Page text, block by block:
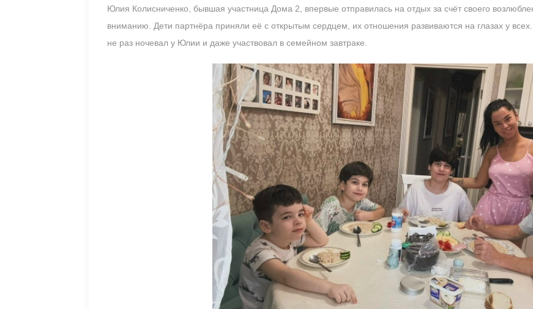
Юлия Колисниченко, бывшая участница Дома 2, впервые отправилась на отдых за счёт своего
вниманию. Дети партнёра приняли её с открытым сердцем, их отношения развиваются на глазах у
не раз ночевал у Юлии и даже участвовал в семейном завтраке.